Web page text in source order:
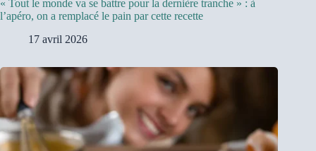
« Tout le monde va se battre pour la dernière tranche » : à
l’apéro, on a remplacé le pain par cette recette
17 avril 2026